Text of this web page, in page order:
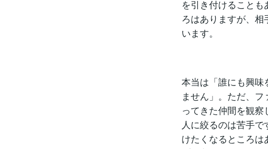
を引き付けること
ろはありますが、
います。
本当は「誰にも興味
ません」。ただ、
ってきた仲間を観
人に絞るのは苦手
けたくなるところ